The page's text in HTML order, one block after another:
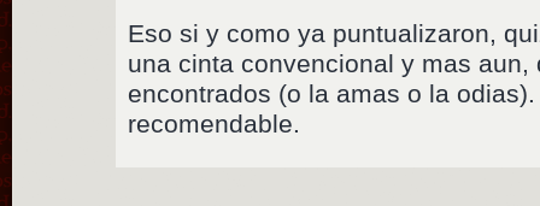
Eso si y como ya puntualizaron,
una cinta convencional y mas
encontrados (o la amas o la
recomendable.